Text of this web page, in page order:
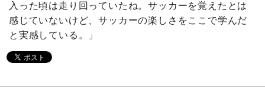
入った頃は走り回っていたね。サッカーを覚えたとは
感じていないけど、サッカーの楽しさをここで学んだ
と実感している。」